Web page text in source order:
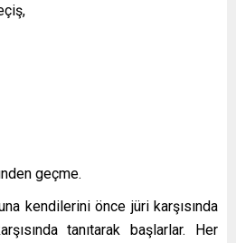
geçme.
kendilerini önce jüri karşısında
tanıtarak başlarlar. Her